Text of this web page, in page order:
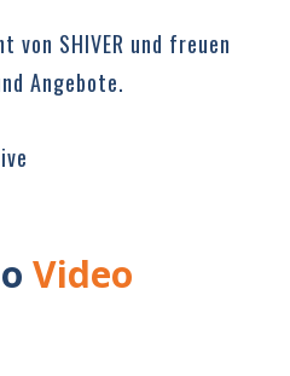
von SHIVER und freuen
Angebote.
Video